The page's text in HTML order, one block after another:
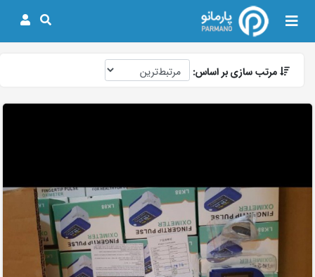
مرتب سازی بر اساس: